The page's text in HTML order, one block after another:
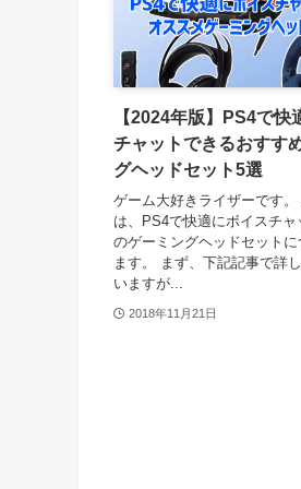
【2024年版】PS4で快
チャットできるおすす
グヘッドセット5選
ゲーム大好きライザーです
は、PS4で快適にボイスチャ
のゲーミングヘッドセットに
ます。 まず、下記記事で詳
いますが...
2018年11月21日